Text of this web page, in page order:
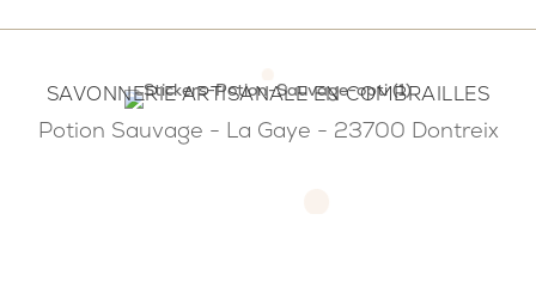
SAVONNERIE ARTISANALE EN COMBRAILLES
Potion Sauvage - La Gaye - 23700 Dontreix